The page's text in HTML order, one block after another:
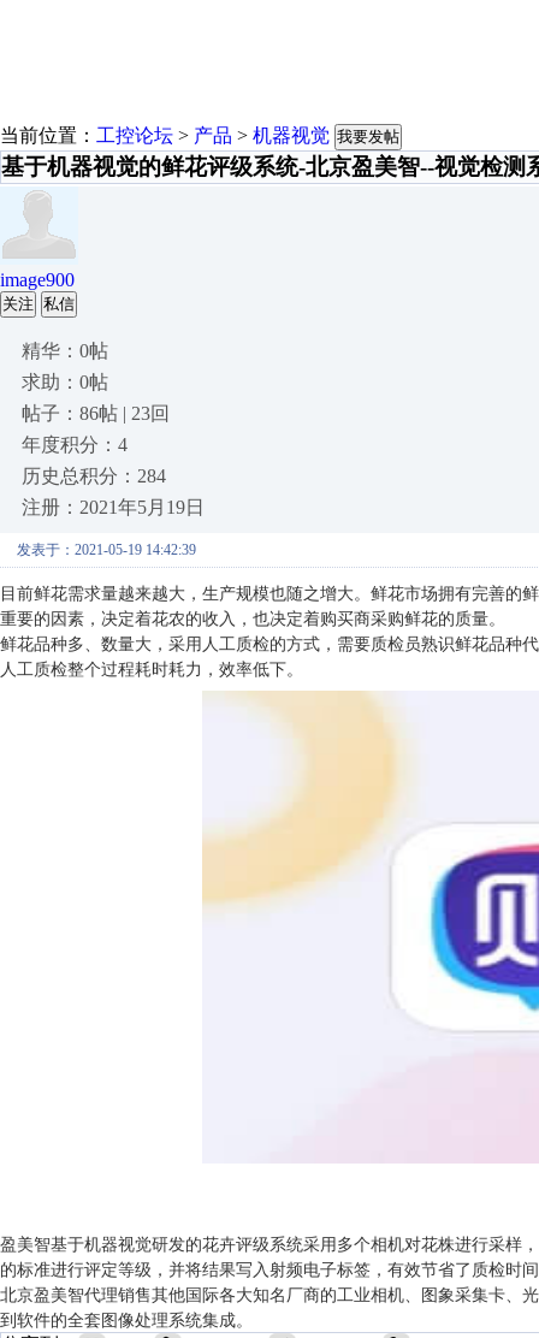
当前位置： 工控论坛 > 产品 > 机器视觉 我要发帖
基于机器视觉的鲜花评级系统-北京盈美智--视觉检测
image900
关注 私信
精华：0帖
求助：0帖
帖子：86帖 | 23回
年度积分：4
历史总积分：284
注册：2021年5月19日
发表于：2021-05-19 14:42:39
目前鲜花需求量越来越大，生产规模也随之增大。鲜花市场拥有完善
重要的因素，决定着花农的收入，也决定着购买商采购鲜花的质量。
鲜花品种多、数量大，采用人工质检的方式，需要质检员熟识鲜花品种
人工质检整个过程耗时耗力，效率低下。
盈美智基于机器视觉研发的花卉评级系统采用多个相机对花株进行采样
的标准进行评定等级，并将结果写入射频电子标签，有效节省了质检时
北京盈美智代理销售其他国际各大知名厂商的工业相机、图象采集卡、
到软件的全套图像处理系统集成。